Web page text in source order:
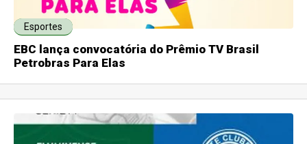
Esportes
EBC lança convocatória do Prêmio TV Brasil
Petrobras Para Elas